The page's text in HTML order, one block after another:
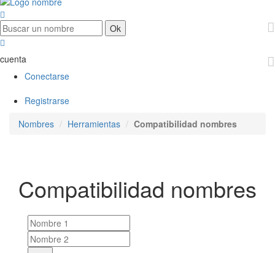
cuenta
Conectarse
Registrarse
Nombres
Herramientas Compatibilidad nombres
Compatibilidad nombres